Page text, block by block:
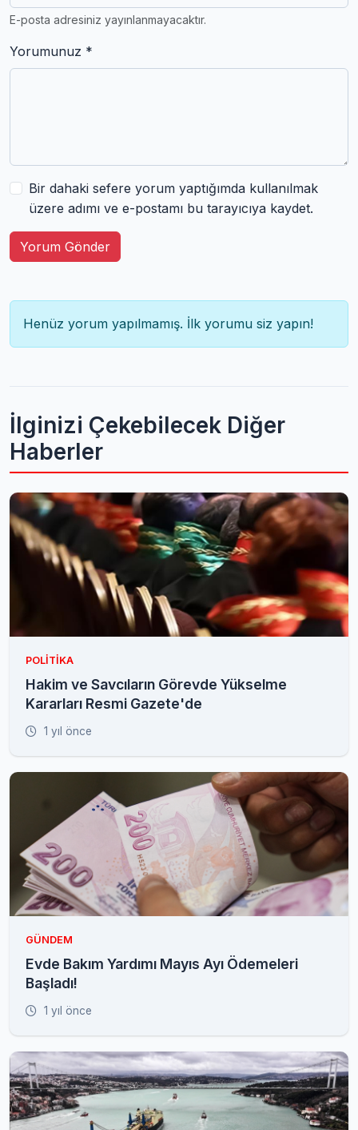
E-posta adresiniz yayınlanmayacaktır.
Yorumunuz *
Bir dahaki sefere yorum yaptığımda kullanılmak
üzere adımı ve e-postamı bu tarayıcıya kaydet.
Yorum Gönder
Henüz yorum yapılmamış. İlk yorumu siz yapın!
İlginizi Çekebilecek Diğer
Haberler
POLITIKA
Hakim ve Savcıların Görevde Yükselme
Kararları Resmi Gazete'de
1 yıl önce
GÜNDEM
Evde Bakım Yardımı Mayıs Ayı Ödemeleri
Başladı!
1 yıl önce